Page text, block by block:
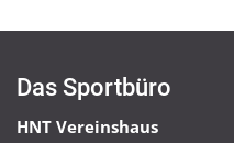
Das Sportbüro
HNT Vereinshaus